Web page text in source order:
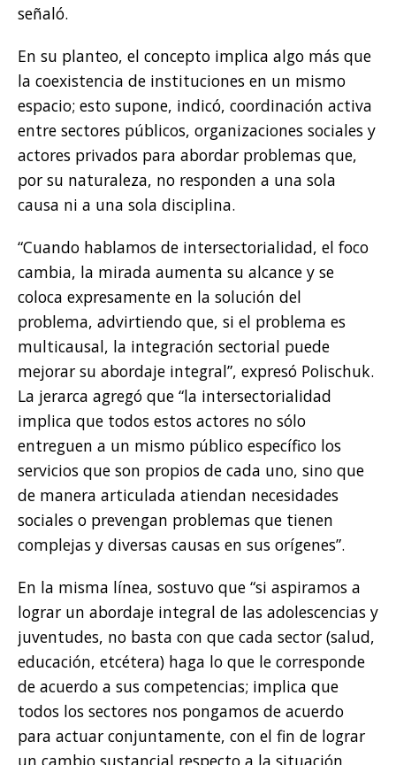
señaló.
En su planteo, el concepto implica algo más que
la coexistencia de instituciones en un mismo
espacio; esto supone, indicó, coordinación activa
entre sectores públicos, organizaciones sociales y
actores privados para abordar problemas que,
por su naturaleza, no responden a una sola
causa ni a una sola disciplina.
“Cuando hablamos de intersectorialidad, el foco
cambia, la mirada aumenta su alcance y se
coloca expresamente en la solución del
problema, advirtiendo que, si el problema es
multicausal, la integración sectorial puede
mejorar su abordaje integral”, expresó Polischuk.
La jerarca agregó que “la intersectorialidad
implica que todos estos actores no sólo
entreguen a un mismo público específico los
servicios que son propios de cada uno, sino que
de manera articulada atiendan necesidades
sociales o prevengan problemas que tienen
complejas y diversas causas en sus orígenes”.
En la misma línea, sostuvo que “si aspiramos a
lograr un abordaje integral de las adolescencias y
juventudes, no basta con que cada sector (salud,
educación, etcétera) haga lo que le corresponde
de acuerdo a sus competencias; implica que
todos los sectores nos pongamos de acuerdo
para actuar conjuntamente, con el fin de lograr
un cambio sustancial respecto a la situación